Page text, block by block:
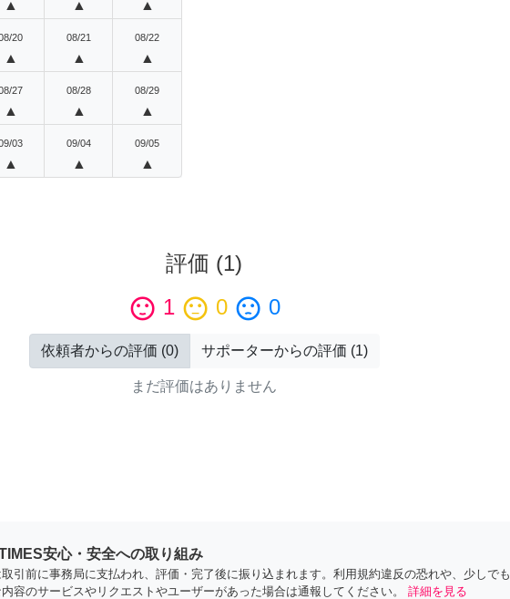
▲ ▲ ▲
20
▲
08/21
▲
08/22
▲
27
▲
08/28
▲
08/29
▲
03
▲
09/04
▲
09/05
▲
評価 (1)
sentiment_satisfied 1 sentiment_neutral 0 sentiment_dissatisfied 0
依頼者からの評価 (0) サポーターからの評価 (1)
まだ評価はありません
安心・安全への取り組み
引前に事務局に支払われ、評価・完了後に振り込まれます。利用規約違反の恐れや、少しでも
容のサービスやリクエストやユーザーがあった場合は通報してください。
詳細を見る